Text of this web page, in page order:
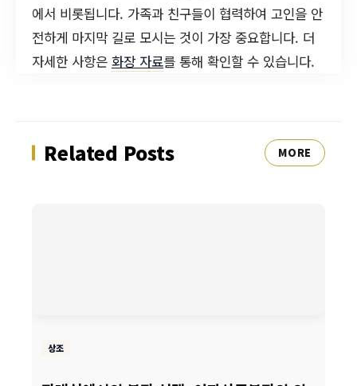
에서 비롯됩니다. 가족과 친구들이 협력하여 고인을 안
전하게 마지막 길로 모시는 것이 가장 중요합니다. 더
자세한 사항은 화장 자료를 통해 확인할 수 있습니다.
Related Posts MORE
상조